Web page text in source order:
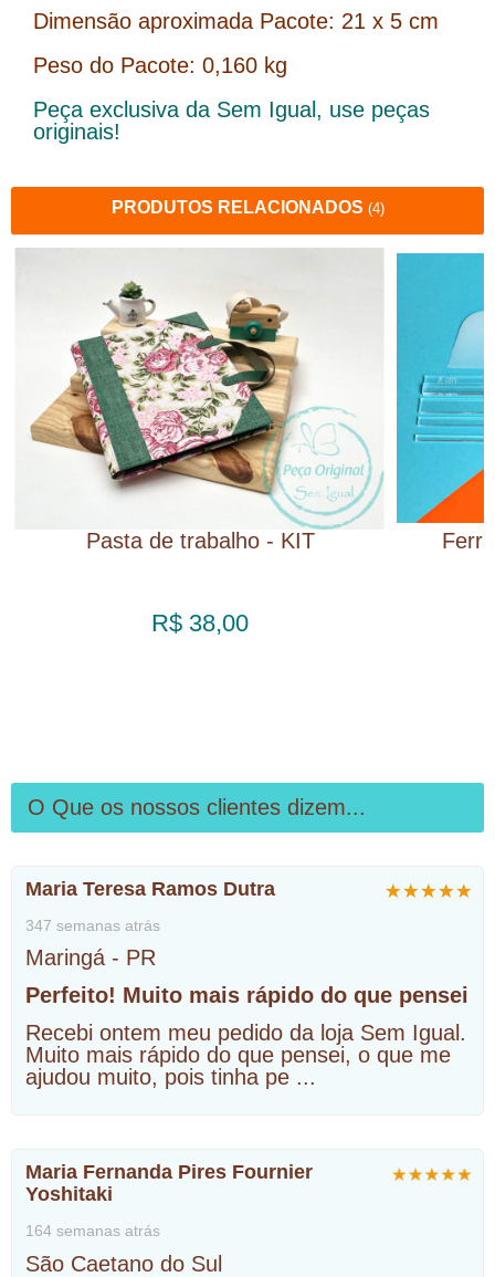
Dimensão aproximada Pacote: 21 x 5 cm
Peso do Pacote: 0,160 kg
Peça exclusiva da Sem Igual, use peças
originais!
PRODUTOS RELACIONADOS (4)
Pasta de trabalho - KIT
R$ 38,00
O Que os nossos clientes dizem...
Maria Teresa Ramos Dutra
347 semanas atrás
Maringá - PR
Perfeito! Muito mais rápido do que pensei
Recebi ontem meu pedido da loja Sem Igual.
Muito mais rápido do que pensei, o que me
ajudou muito, pois tinha pe ...
Maria Fernanda Pires Fournier
Yoshitaki
164 semanas atrás
São Caetano do Sul